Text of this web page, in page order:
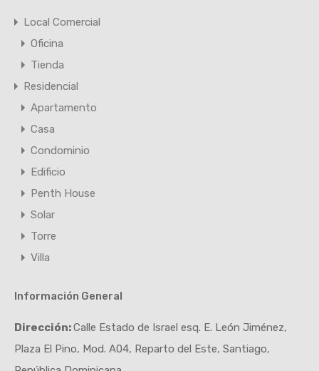
Local Comercial
Oficina
Tienda
Residencial
Apartamento
Casa
Condominio
Edificio
Penth House
Solar
Torre
Villa
Información General
Dirección:Calle Estado de Israel esq. E. León Jiménez,
Plaza El Pino, Mod. A04, Reparto del Este, Santiago,